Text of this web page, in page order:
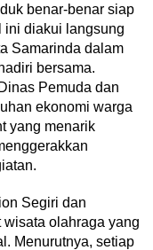
benar-benar siap
ini diakui langsung
Samarinda dalam
bersama.
Pemuda dan
ekonomi warga
yang menarik
Segiri dan
olahraga yang
Menurutnya, setiap